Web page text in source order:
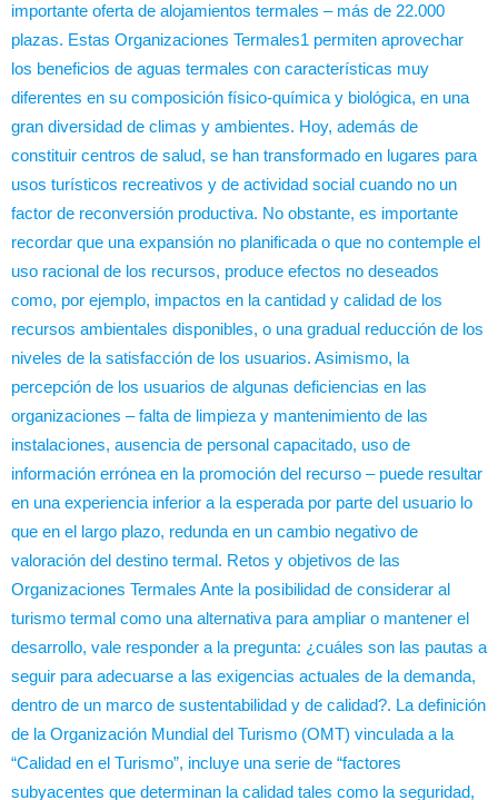
importante oferta de alojamientos termales – más de 22.000
plazas. Estas Organizaciones Termales1 permiten aprovechar
los beneficios de aguas termales con características muy
diferentes en su composición físico-química y biológica, en una
gran diversidad de climas y ambientes. Hoy, además de
constituir centros de salud, se han transformado en lugares para
usos turísticos recreativos y de actividad social cuando no un
factor de reconversión productiva. No obstante, es importante
recordar que una expansión no planificada o que no contemple el
uso racional de los recursos, produce efectos no deseados
como, por ejemplo, impactos en la cantidad y calidad de los
recursos ambientales disponibles, o una gradual reducción de los
niveles de la satisfacción de los usuarios. Asimismo, la
percepción de los usuarios de algunas deficiencias en las
organizaciones – falta de limpieza y mantenimiento de las
instalaciones, ausencia de personal capacitado, uso de
información errónea en la promoción del recurso – puede resultar
en una experiencia inferior a la esperada por parte del usuario lo
que en el largo plazo, redunda en un cambio negativo de
valoración del destino termal. Retos y objetivos de las
Organizaciones Termales Ante la posibilidad de considerar al
turismo termal como una alternativa para ampliar o mantener el
desarrollo, vale responder a la pregunta: ¿cuáles son las pautas a
seguir para adecuarse a las exigencias actuales de la demanda,
dentro de un marco de sustentabilidad y de calidad?. La definición
de la Organización Mundial del Turismo (OMT) vinculada a la
“Calidad en el Turismo”, incluye una serie de “factores
subyacentes que determinan la calidad tales como la seguridad,